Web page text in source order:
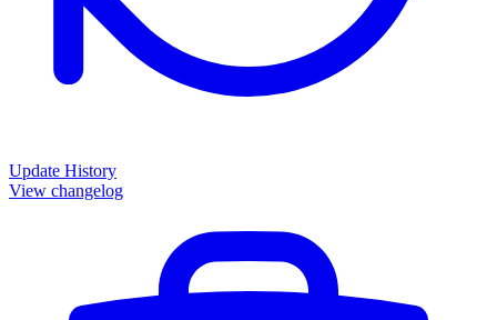
Update History
View changelog